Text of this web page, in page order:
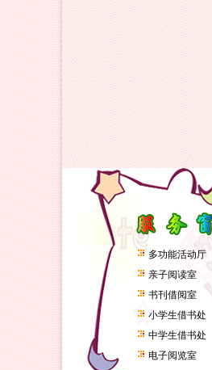
多功能活动厅
亲子阅读室
书刊借阅室
小学生借书处
中学生借书处
电子阅览室